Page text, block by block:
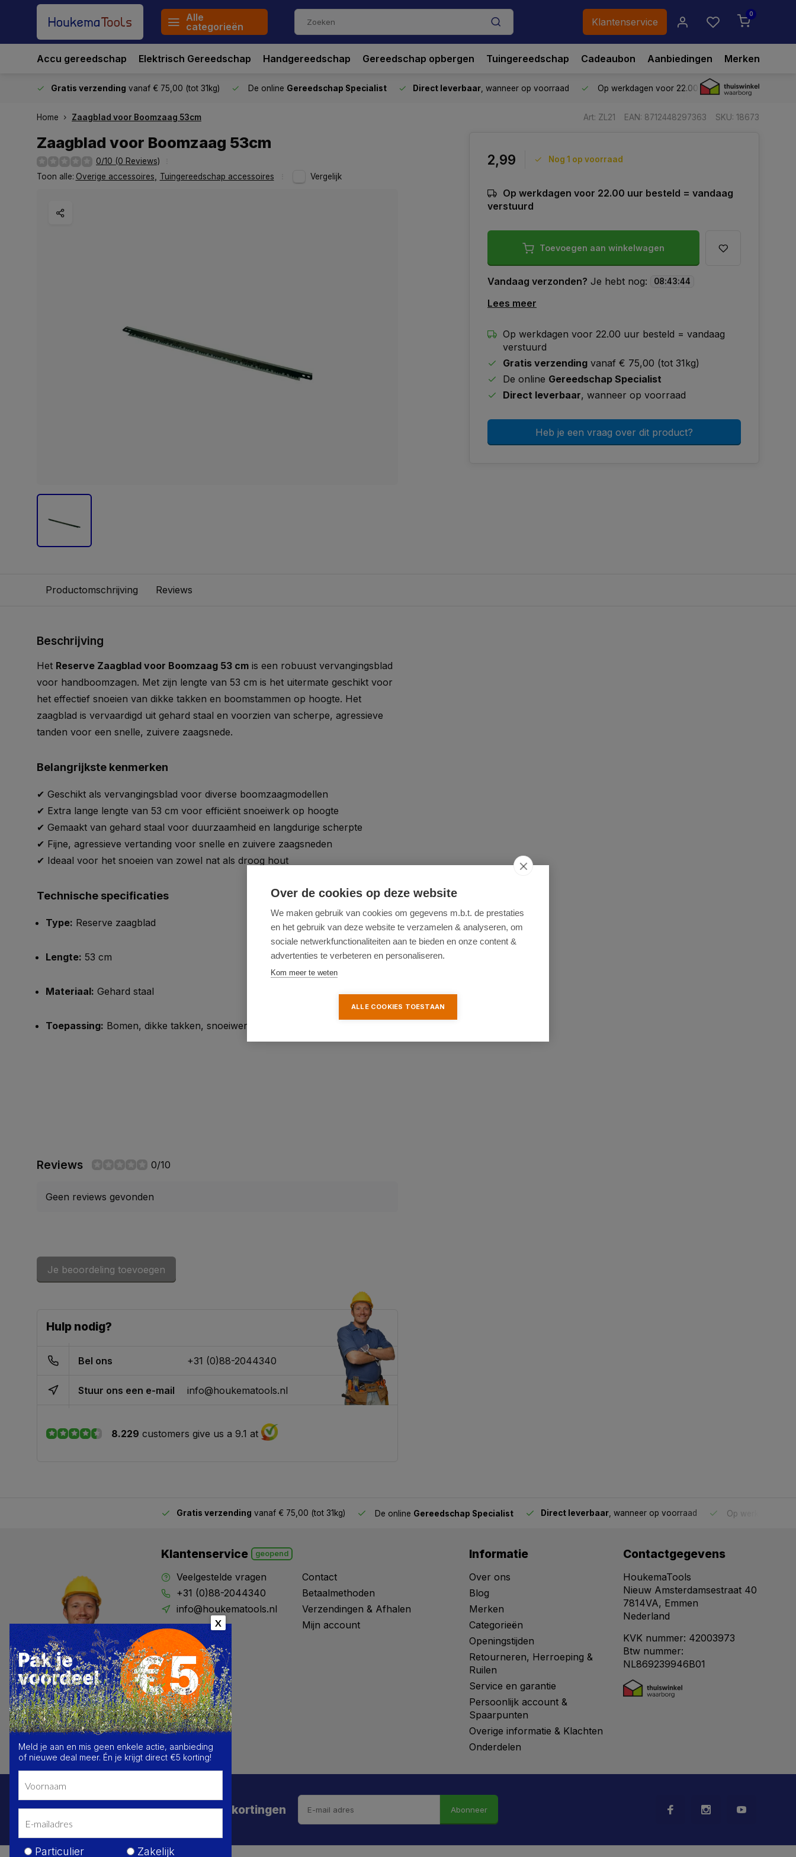
Alle
categorieën
Klantenservice
0
Accu gereedschap Elektrisch Gereedschap Handgereedschap Gereedschap opbergen Tuingereedschap Cadeaubon Aanbiedingen Merken
Gratis verzending vanaf € 75,00 (tot 31kg) De online Gereedschap Specialist Direct leverbaar , wanneer op voorraad Op werkdagen voor 22.00 uur besteld,vandaag
Home Zaagblad voor Boomzaag 53cm Art: ZL21 EAN: 8712448297363 SKU: 18673
Zaagblad voor Boomzaag 53cm
0/10 (0 Reviews)
Toon alle: Overige accessoires Tuingereedschap accessoires Vergelijk
2,99 Nog 1 op voorraad
Op werkdagen voor 22.00 uur besteld = vandaag
verstuurd
Toevoegen aan winkelwagen
Vandaag verzonden? Je hebt nog: 08:43:43
Lees meer
Op werkdagen voor 22.00 uur besteld = vandaag
verstuurd
Gratis verzending vanaf € 75,00 (tot 31kg)
De online Gereedschap Specialist
Direct leverbaar, wanneer op voorraad
Heb je een vraag over dit product?
Productomschrijving Reviews
Beschrijving
Het Reserve Zaagblad voor Boomzaag 53 cm is een robuust vervangingsblad
voor handboomzagen. Met zijn lengte van 53 cm is het uitermate geschikt voor
het effectief snoeien van dikke takken en boomstammen op hoogte. Het
zaagblad is vervaardigd uit gehard staal en voorzien van scherpe, agressieve
tanden voor een snelle, zuivere zaagsnede.
Belangrijkste kenmerken
✔ Geschikt als vervangingsblad voor diverse boomzaagmodellen
✔ Extra lange lengte van 53 cm voor efficiënt snoeiwerk op hoogte
✔ Gemaakt van gehard staal voor duurzaamheid en langdurige scherpte
✔ Fijne, agressieve vertanding voor snelle en zuivere zaagsneden
✔ Ideaal voor het snoeien van zowel nat als droog hout
Technische specificaties
Type: Reserve zaagblad
Lengte: 53 cm
Materiaal: Gehard staal
Toepassing: Bomen, dikke takken, snoeiwerk
Reviews 0/10
Geen reviews gevonden
Je beoordeling toevoegen
Hulp nodig?
Bel ons +31 (0)88-2044340
Stuur ons een e-mail info@houkematools.nl
8.229 customers give us a 9.1 at
Gratis verzending vanaf € 75,00 (tot 31kg) De online Gereedschap Specialist Direct leverbaar , wanneer op voorraad Op werkdagen
Klantenservice geopend
Veelgestelde vragen
+31 (0)88-2044340
info@houkematools.nl
Contact
Betaalmethoden
Verzendingen & Afhalen
Mijn account
Informatie
Over ons
Blog
Merken
Categorieën
Openingstijden
Retourneren, Herroeping &
Ruilen
Service en garantie
Persoonlijk account &
Spaarpunten
Overige informatie & Klachten
Onderdelen
Contactgegevens
HoukemaTools
Nieuw Amsterdamsestraat 40
7814VA, Emmen
Nederland
KVK nummer: 42003973
Btw nummer:
NL869239946B01
Schrijf je in voor de beste deals en kortingen Abonneer
Over de cookies op deze website
We maken gebruik van cookies om gegevens m.b.t. de prestaties
en het gebruik van deze website te verzamelen & analyseren, om
sociale netwerkfunctionaliteiten aan te bieden en onze content &
advertenties te verbeteren en personaliseren.
Kom meer te weten
ALLE COOKIES TOESTAAN
X
Meld je aan en mis geen enkele actie, aanbieding
of nieuwe deal meer. Én je krijgt direct €5 korting!
Particulier Zakelijk